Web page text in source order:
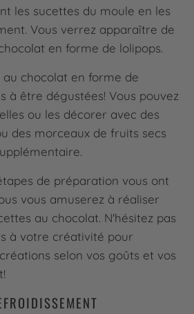
les sucettes du moule en les
Vous verrez apparaître de
en forme de lolipops.
au chocolat en forme de
à être dégustées! Vous pouvez
ou les décorer avec des
des morceaux de fruits secs
de préparation vous ont
vous amuserez à réaliser
au chocolat. N'hésitez pas
à votre créativité pour
selon vos goûts et vos